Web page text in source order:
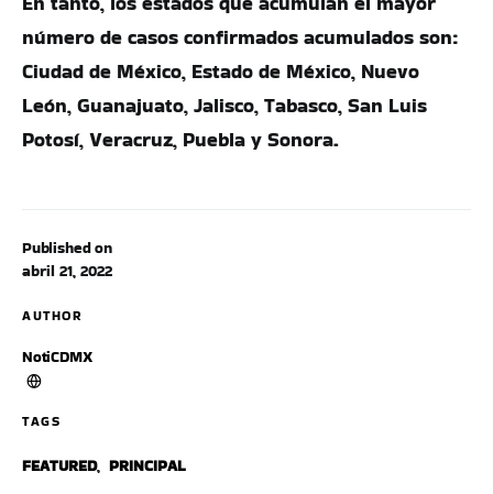
Published on
abril 21, 2022
AUTHOR
NotiCDMX
TAGS
FEATURED, PRINCIPAL
número de casos confirmados acumulados son:
Ciudad de México, Estado de México, Nuevo
León, Guanajuato, Jalisco, Tabasco, San Luis
Potosí, Veracruz, Puebla y Sonora.